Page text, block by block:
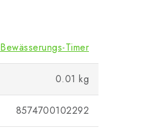
Bewässerungs-Timer
0.01 kg
8574700102292